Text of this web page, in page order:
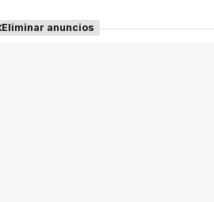
Eliminar anuncios